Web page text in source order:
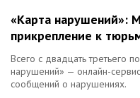
«Карта нарушений»:
прикрепление к
Всего с двадцать третьего
нарушений» — онлайн-
сообщений о нарушениях.